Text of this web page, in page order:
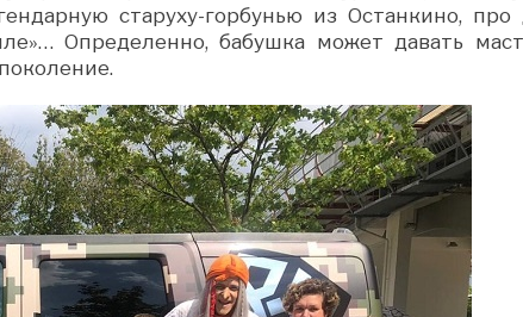
старуху-горбунью из Останкино, про
Определенно, бабушка может давать